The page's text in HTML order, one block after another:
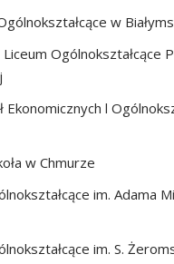
w
Ogólnokształcące
Ekonomicznych l
w Chmurze
im. Adama
im. S.